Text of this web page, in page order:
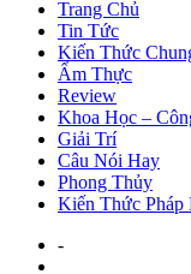
Trang Chủ
Tin Tức
Kiến Thức
Ẩm Thực
Review
Khoa Học –
Giải Trí
Câu Nói Hay
Phong Thủy
Kiến Thức Pháp
-